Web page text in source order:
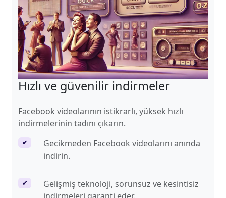
Hızlı ve güvenilir indirmeler
Facebook videolarının istikrarlı, yüksek hızlı
indirmelerinin tadını çıkarın.
✔
Gecikmeden Facebook videolarını anında
indirin.
✔
Gelişmiş teknoloji, sorunsuz ve kesintisiz